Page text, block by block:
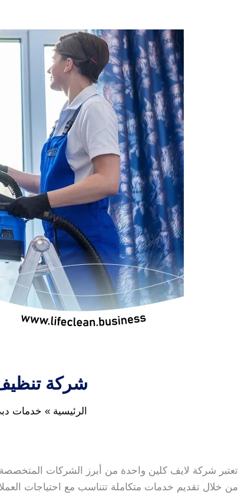
شركة تنظيف
الرئيسية خدمات
تعتبر شركة لايف كلين واحدة من أبرز الشركات
من خلال تقديم خدمات متكاملة تتناسب مع احتياجات